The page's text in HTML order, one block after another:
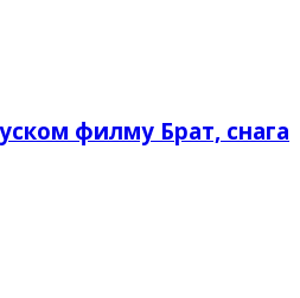
филму Брат, снага